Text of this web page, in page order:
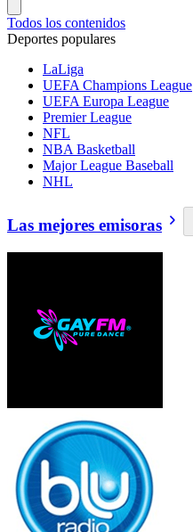
Todos los contenidos
Deportes populares
LaLiga
UEFA Champions League
UEFA Europa League
Premier League
NFL
NBA Basketball
Major League Baseball
NHL
Las mejores emisoras